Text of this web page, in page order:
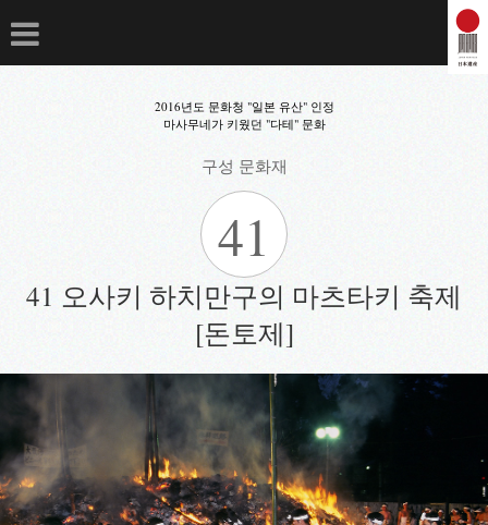
2016년도 문화청 "일본 유산" 인정
마사무네가 키웠던 "다테" 문화
구성 문화재
41
41 오사키 하치만구의 마츠타키 축제
[돈토제]